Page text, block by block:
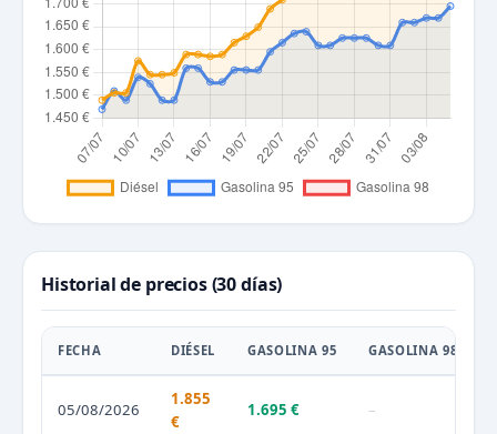
Historial de precios (30 días)
FECHA DIÉSEL GASOLINA 95 GASOLINA 98
05/08/2026
1.855
€
1.695 € –